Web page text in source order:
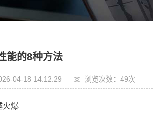
能的8种方法
04-18 14:12:29 浏览次数：49次
火爆